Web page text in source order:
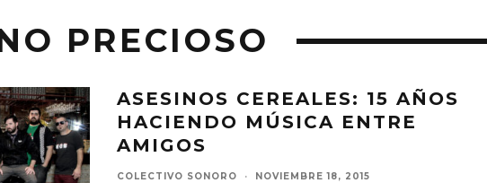
PRECIOSO
ASESINOS CEREALES: 15 AÑOS
HACIENDO MÚSICA ENTRE
COLECTIVO SONORO · NOVIEMBRE 18, 2015